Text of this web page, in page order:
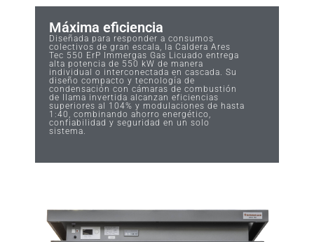
Máxima eficiencia
Diseñada para responder a consumos
colectivos de gran escala, la Caldera Ares
Tec 550 ErP Immergas Gas Licuado entrega
alta potencia de 550 kW de manera
individual o interconectada en cascada. Su
diseño compacto y tecnología de
condensación con cámaras de combustión
de llama invertida alcanzan eficiencias
superiores al 104% y modulaciones de hasta
1:40, combinando ahorro energético,
confiabilidad y seguridad en un solo
sistema.